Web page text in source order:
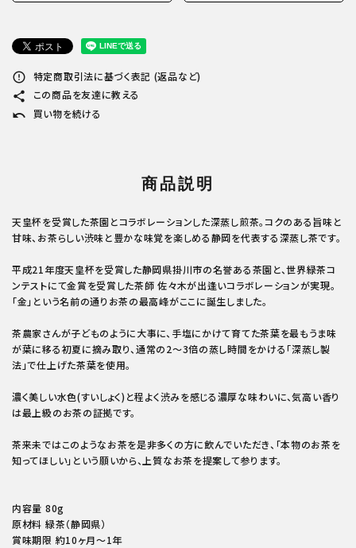
error_outline 特定商取引法に基づく表記 (返品など)
share この商品を友達に教える
undo 買い物を続ける
商品説明
天皇杯を受賞した茶園とコラボレーションした深蒸し煎茶。コクのある旨味と
甘味、お茶らしい渋味と豊かな味覚を楽しめる静岡を代表する深蒸し茶です。
平成21年度天皇杯を受賞した静岡県掛川市の名誉ある茶園と、世界緑茶コ
ンテストにて金賞を受賞した茶師 佐々木が出逢いコラボレーションが実現。
「金」という名前の通りお茶の最高峰がここに誕生しました。
茶農家さんが子どものように大事に、手塩にかけて育てた茶葉を最もうま味
が葉に移る初夏に摘み取り、通常の2～3倍の蒸し時間をかける「深蒸し製
法」で仕上げた茶葉を使用。
濃く美しい水色(すいしょく)と程よく渋みを感じる濃厚な味わいに、気高い香り
は最上級のお茶の証拠です。
茶来未ではこのようなお茶を是非多くの方に飲んでいただき、「本物のお茶を
知ってほしい」という願いから、上質なお茶を提案して参ります。
内容量 80g
原材料 緑茶（静岡県）
賞味期限 約10ヶ月～1年